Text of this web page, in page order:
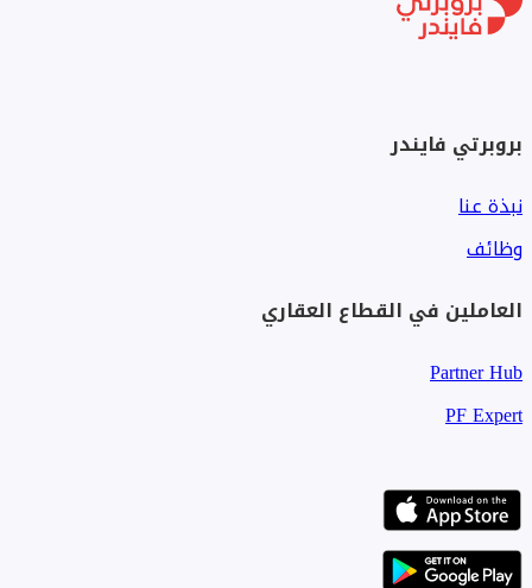
بروبرتي فايندر
نبذة عنا
وظائف
العاملين في القطاع العقاري
Partner Hub
PF Expert